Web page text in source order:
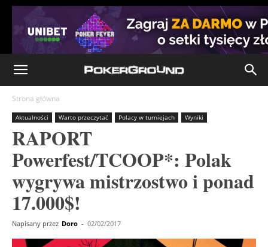
Strona główna
Aktualności Warto przeczytać Polacy w turniejach Wyniki
RAPORT
Powerfest/TCOOP*: Polak
wygrywa mistrzostwo i ponad
17.000$!
Napisany przez Doro - 02/02/2017